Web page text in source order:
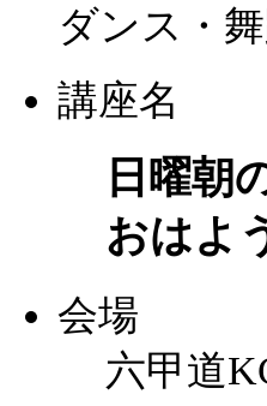
ダンス・
講座名
日曜朝
おはよ
会場
六甲道